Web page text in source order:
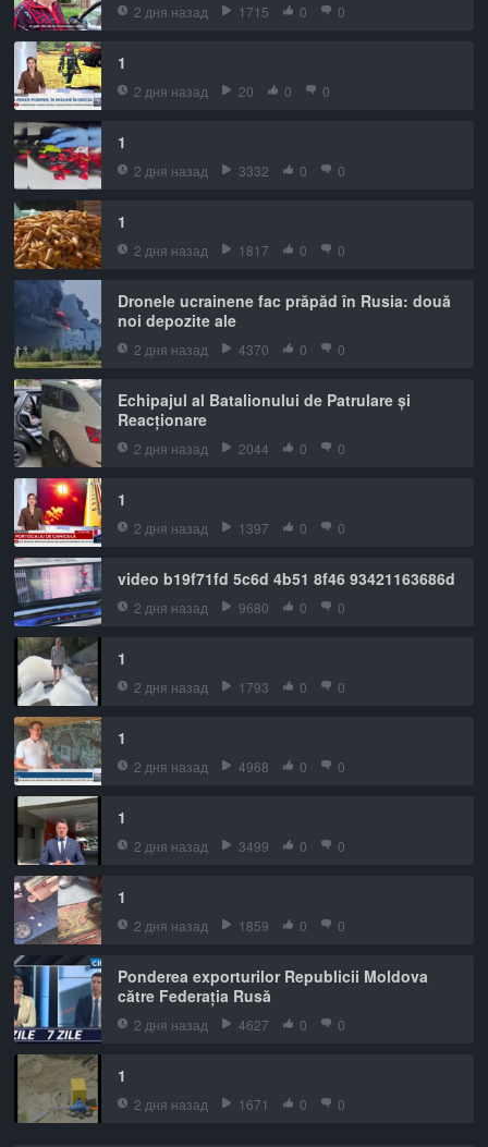
2 дня назад 1715 0 0
1
2 дня назад 20 0 0
1
2 дня назад 3332 0 0
1
2 дня назад 1817 0 0
Dronele ucrainene fac prăpăd în Rusia: două
noi depozite ale
2 дня назад 4370 0 0
Echipajul al Batalionului de Patrulare și
Reacționare
2 дня назад 2044 0 0
1
2 дня назад 1397 0 0
video b19f71fd 5c6d 4b51 8f46 93421163686d
2 дня назад 9680 0 0
1
2 дня назад 1793 0 0
1
2 дня назад 4968 0 0
1
2 дня назад 3499 0 0
1
2 дня назад 1859 0 0
Ponderea exporturilor Republicii Moldova
către Federația Rusă
2 дня назад 4627 0 0
1
2 дня назад 1671 0 0